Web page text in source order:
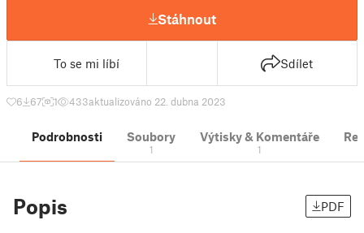
Stáhnout
To se mi líbí Sdílet
6 67 1 433aktualizováno 22. dubna 2023
Podrobnosti Soubory
1
Výtisky & Komentáře
1
Popis PDF